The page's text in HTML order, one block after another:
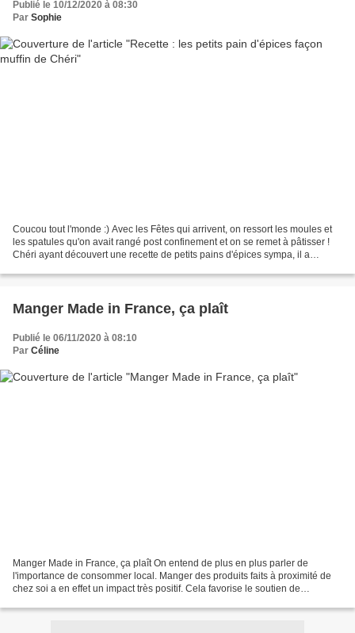
Publié le 10/12/2020 à 08:30
Par Sophie
Coucou tout l'monde :) Avec les Fêtes qui arrivent, on ressort les moules et
les spatules qu'on avait rangé post confinement et on se remet à pâtisser !
Chéri ayant découvert une recette de petits pains d'épices sympa, il a
Manger Made in France, ça plaît
Publié le 06/11/2020 à 08:10
Par Céline
Manger Made in France, ça plaît On entend de plus en plus parler de
l'importance de consommer local. Manger des produits faits à proximité de
chez soi a en effet un impact très positif. Cela favorise le soutien de